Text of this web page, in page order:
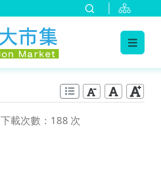
下載次數：188 次